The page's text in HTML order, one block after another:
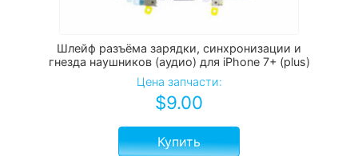
Шлейф разъёма зарядки, синхронизации и
гнезда наушников (аудио) для iPhone 7+ (plus)
Цена запчасти:
$9.00
Купить